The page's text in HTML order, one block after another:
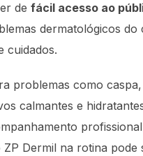
de fácil acesso ao
dermatológicos
cuidados.
problemas como
calmantes e
Dermil na rotina pode